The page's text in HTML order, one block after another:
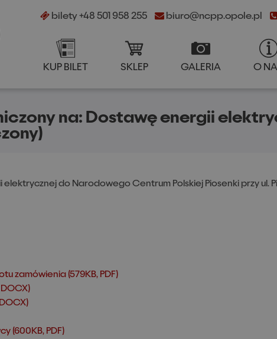
bilety +48 501 958 255 biuro@ncpp.opole.pl
KUP BILET SKLEP GALERIA O
A++ A KUP BILET SKLEP GALERIA
na: Dostawę energii
do Narodowego Centrum Polskiej Piosenki przy ul.
zamówienia (579KB, PDF)
(600KB, PDF)